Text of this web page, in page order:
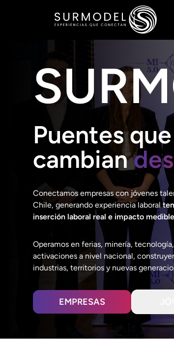
Puentes que
cambian
Conectamos empresas con jóvenes
Chile, generando experiencia laboral
inserción laboral real e impacto
Operamos en ferias, minería,
activaciones a nivel nacional,
industrias, territorios y nuevas
EMPRESAS